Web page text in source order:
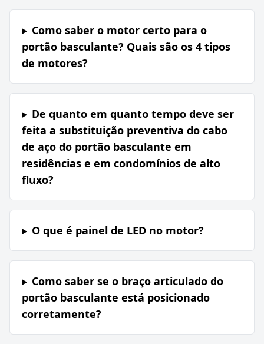
Como saber o motor certo para o
portão basculante? Quais são os 4 tipos
de motores?
De quanto em quanto tempo deve ser
feita a substituição preventiva do cabo
de aço do portão basculante em
residências e em condomínios de alto
fluxo?
O que é painel de LED no motor?
Como saber se o braço articulado do
portão basculante está posicionado
corretamente?